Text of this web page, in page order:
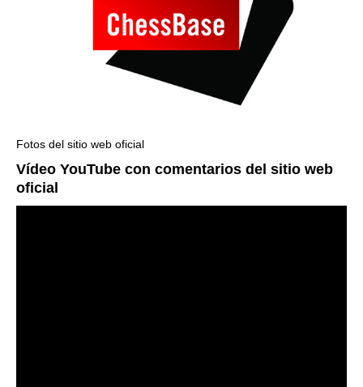
Fotos del sitio web oficial
Vídeo YouTube con comentarios del sitio web
oficial